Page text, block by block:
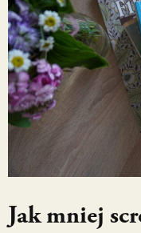
Jak mniej